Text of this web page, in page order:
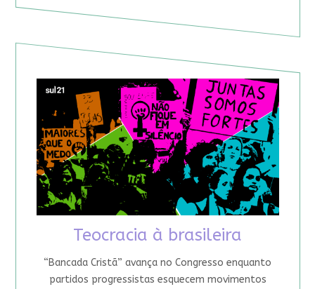
Teocracia à brasileira
“Bancada Cristã” avança no Congresso enquanto
partidos progressistas esquecem movimentos